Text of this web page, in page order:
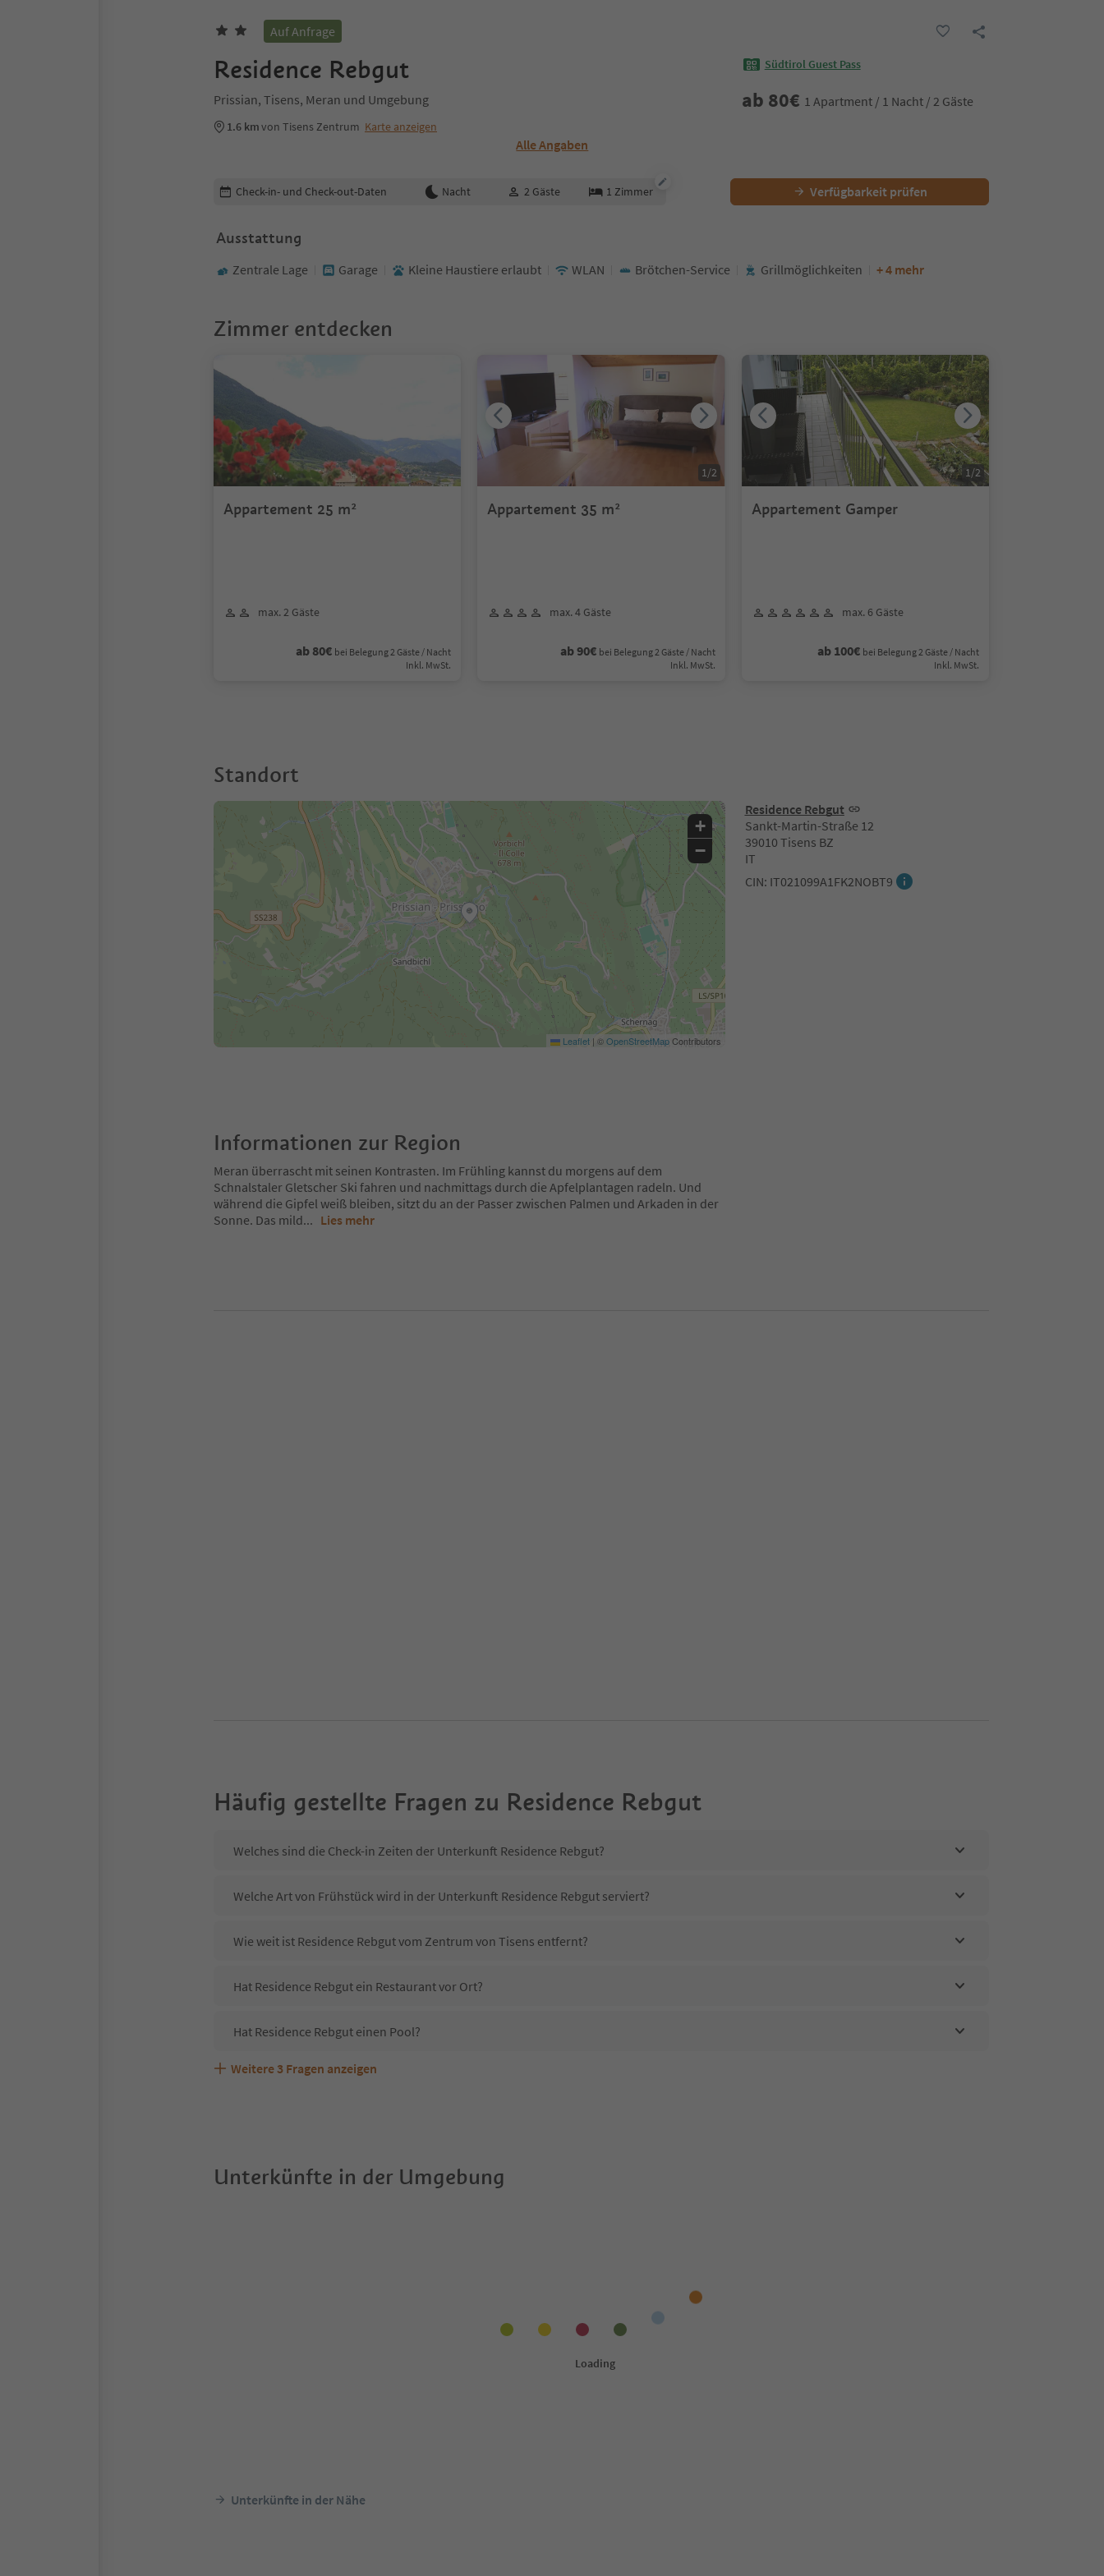
Auf Anfrage
Residence Rebgut
Prissian, Tisens, Meran und Umgebung
1.6 kmvon Tisens Zentrum Karte anzeigen
Alle Angaben
Südtirol Guest Pass
ab 80€ 1 Apartment / 1 Nacht / 2 Gäste
Buchungsdetails bearbeiten
Check-in- und Check-out-Daten Nacht 2 Gäste 1 Zimmer Verfügbarkeit prüfen
Ausstattung
Zentrale Lage Garage Kleine Haustiere erlaubt WLAN Brötchen-Service Grillmöglichkeiten + 4 mehr
Zimmer entdecken
Appartement 25 m²
max. 2 Gäste
ab 80€ bei Belegung 2 Gäste / Nacht
Inkl. MwSt.
Appartement 35 m²
max. 4 Gäste
ab 90€ bei Belegung 2 Gäste / Nacht
Inkl. MwSt.
1/2
Appartement Gamper
max. 6 Gäste
ab 100€ bei Belegung 2 Gäste / Nacht
Inkl. MwSt.
1/2
Standort
Residence Rebgut
Sankt-Martin-Straße 12
39010 Tisens BZ
IT
CIN: IT021099A1FK2NOBT9
+
−
Leaflet | ©OpenStreetMapContributors
Informationen zur Region
Meran überrascht mit seinen Kontrasten. Im Frühling kannst du morgens auf dem
Schnalstaler Gletscher Ski fahren und nachmittags durch die Apfelplantagen radeln. Und
während die Gipfel weiß bleiben, sitzt du an der Passer zwischen Palmen und Arkaden in der
Sonne. Das mild... Lies mehr
Häufig gestellte Fragen zu Residence Rebgut
Welches sind die Check-in Zeiten der Unterkunft Residence Rebgut?
Welche Art von Frühstück wird in der Unterkunft Residence Rebgut serviert?
Wie weit ist Residence Rebgut vom Zentrum von Tisens entfernt?
Hat Residence Rebgut ein Restaurant vor Ort?
Hat Residence Rebgut einen Pool?
Sind Haustiere in der Unterkunft Residence Rebgut erlaubt?
Welche Services bietet Residence Rebgut?
Weitere 3 Fragen anzeigen
Unterkünfte in der Umgebung
Unterkünfte in der Nähe